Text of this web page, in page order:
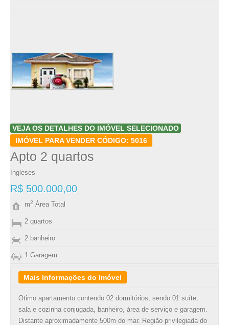
VEJA OS DETALHES DO IMÓVEL SELECIONADO
IMÓVEL PARA VENDER CÓDIGO: 5016
Apto 2 quartos
Ingleses
R$ 500.000,00
m2 Área Total
2 quartos
2 banheiro
1 Garagem
Mais Informações do Imóvel
Otimo apartamento contendo 02 dormitórios, sendo 01 suíte,
sala e cozinha conjugada, banheiro, área de serviço e garagem.
Distante aproximadamente 500m do mar. Região privilegiada do